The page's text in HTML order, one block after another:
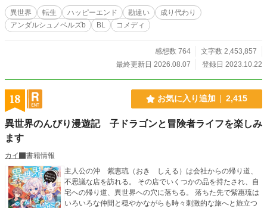
異世界 転生 ハッピーエンド 勘違い
成り代わり
アンダルシュノベルズb
BL コメディ
感想数 764
文字数 2,453,857
最終更新日 2026.08.07
登録日 2023.10.22
18 お気に入り追加 2,415
異世界のんびり漫遊記 子ドラゴンと冒険者ライフを楽しみ
ます
カイ
書籍情報
主人公の沖 紫惠琉（おき しえる）は会社からの帰り道、
不思議な店を訪れる。 その店でいくつかの品を持たされ、自
宅への帰り道、異世界への穴に落ちる。 落ちた先で紫惠琉は
いろいろな仲間と穏やかながらも時々刺激的な旅へと旅立つ